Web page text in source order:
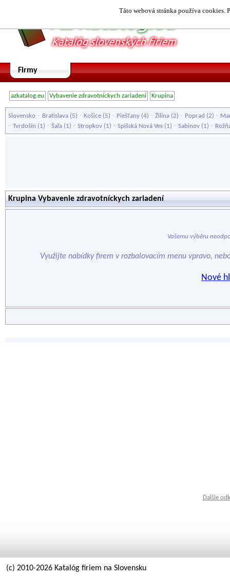
Táto webová stránka používa cookies.
Firmy
azkatalog.eu Vybavenie zdravotníckych zariadení Krupina
Slovensko - Bratislava (5) - Košice (5) - Piešťany (4) - Žilina (2) - Poprad (2) -
- Tvrdošín (1) - Šaľa (1) - Stropkov (1) - Spišská Nová Ves (1) - Sabinov (1) -
Krupina Vybavenie zdravotníckych zariadení
Vašemu výběru
Využijte nabídky firem v rozbalovacím menu vpravo,
Nové
Ďalšie
(c) 2010-2026 Katalóg firiem na Slovensku